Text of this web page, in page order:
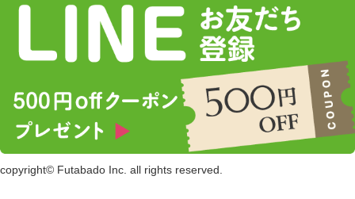
copyright© Futabado Inc. all rights reserved.